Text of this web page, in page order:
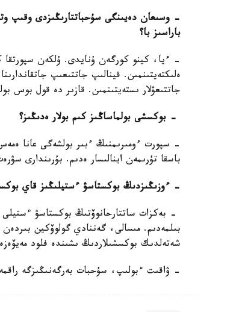
- وسىعان دەيىنگى سۇحباتتارىڭىزدى وقىپ
باراسىز با؟
- ءيا، كينو كورگەن ۇنايدى. ۇلكەن
ەلىكتەيتىنمىن. قينالىپ جاتتىعىپ
جاتتىعۋلار ىستەيتىنمىن. قازىر دە قول بوس
- بوكسشى بولماساڭىز كىم بولار ەدىڭىز؟
- سپورت ءومىرىمنىڭ ءبىر بولشەگى عانا
باسقا تۇرىمەن اينالىسار ەدىم. بۇرىندارى
- ءوزىڭىزدىڭ بوكستاسۋ ءستيلىڭىز قاي
- بەكزات ساتتارحانوۆتىڭ بوكستاسۋ
بىلمەدىم. مىسالى، گەننادي گولوۆكين
شەتەلدىك بوكسشىلاردىڭ ىشىندە فلود
- ۋاقىت ءبولىپ، سۇحبات بەرگەنىڭىزگە